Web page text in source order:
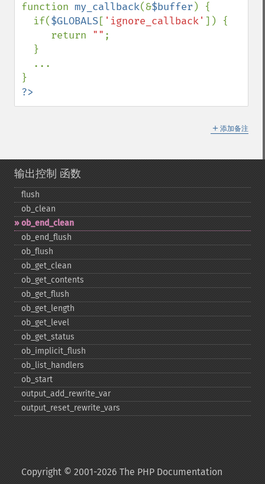
function my_callback(&$buffer ) {
  if(
$GLOBALS[ 'ignore_callback' ]) {
     return
"" ;
?>
＋ 添加备注
输出控制 函数
flush
ob_​clean
ob_​end_​clean
ob_​end_​flush
ob_​flush
ob_​get_​clean
ob_​get_​contents
ob_​get_​flush
ob_​get_​length
ob_​get_​level
ob_​get_​status
ob_​implicit_​flush
ob_​list_​handlers
ob_​start
output_​add_​rewrite_​var
output_​reset_​rewrite_​vars
Copyright © 2001-2026 The PHP Documentation